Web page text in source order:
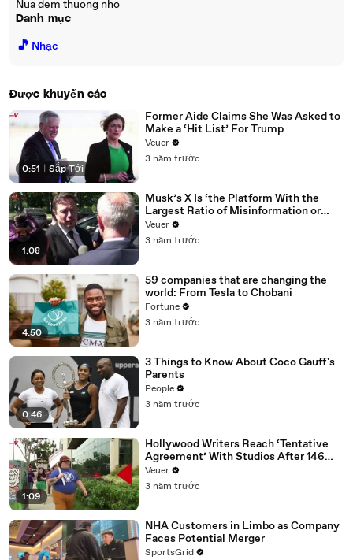
Nua dem thuong nho
Danh mục
🎵 Nhạc
Được khuyến cáo
0:51 Sắp Tới
Former Aide Claims She Was Asked to
Make a ‘Hit List’ For Trump
Veuer
3 năm trước
1:08
Musk’s X Is ‘the Platform With the
Largest Ratio of Misinformation or
Disinformation’ Amongst All Social
Media Platforms
Veuer
3 năm trước
4:50
59 companies that are changing the
world: From Tesla to Chobani
Fortune
3 năm trước
0:46
3 Things to Know About Coco Gauff's
Parents
People
3 năm trước
1:09
Hollywood Writers Reach ‘Tentative
Agreement’ With Studios After 146
Day Strike
Veuer
3 năm trước
NHA Customers in Limbo as Company
Faces Potential Merger
SportsGrid